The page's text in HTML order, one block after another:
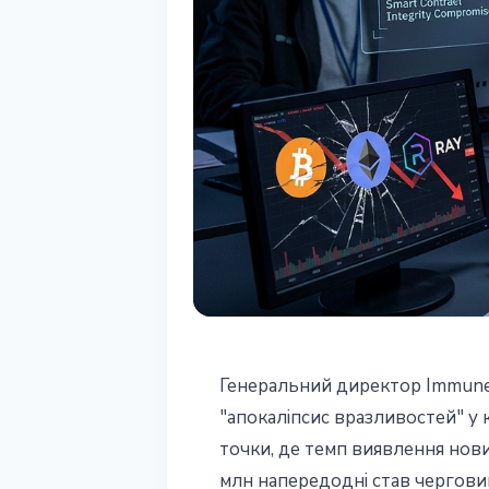
Immunefi CEO:
вразливостей"
Генеральний директор
"апокаліпсис вразливостей" у
точки, де темп виявлення
млн напередодні став